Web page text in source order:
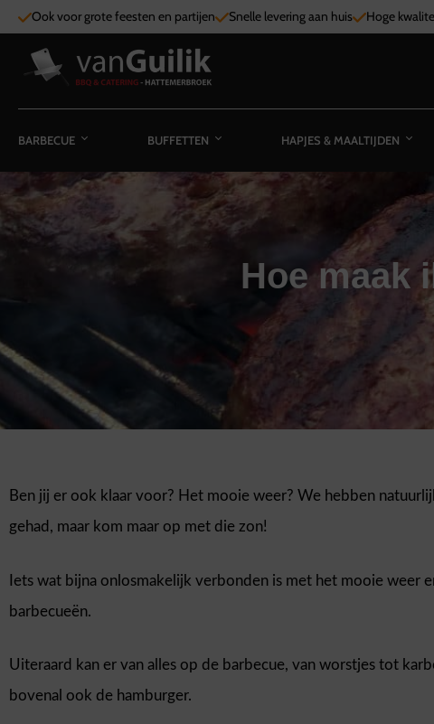
Ook voor grote feesten en partijen Snelle levering aan huis Hoge
BARBECUE BUFFETTEN HAPJES & MAALTIJDEN
Hoe maak
Ben jij er ook klaar voor? Het mooie weer? We hebben
gehad, maar kom maar op met die zon!
Iets wat bijna onlosmakelijk verbonden is met het mooie weer
barbecueën.
Uiteraard kan er van alles op de barbecue, van worstjes tot
bovenal ook de hamburger.